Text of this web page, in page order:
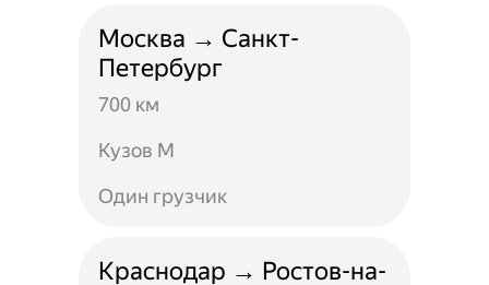
Москва → Санкт-
Петербург
700 км
Кузов M
Один грузчик
Краснодар → Ростов-на-